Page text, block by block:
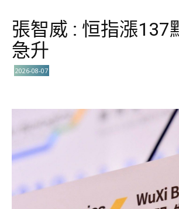
張智威 : 恒指漲137
急升
2026-08-07